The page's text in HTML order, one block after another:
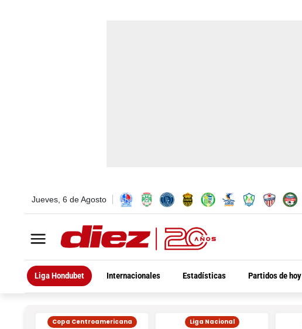
Jueves, 6 de Agosto
Liga Hondubet Internacionales Estadísticas Partidos de hoy
Copa Centroamericana Liga Nacional